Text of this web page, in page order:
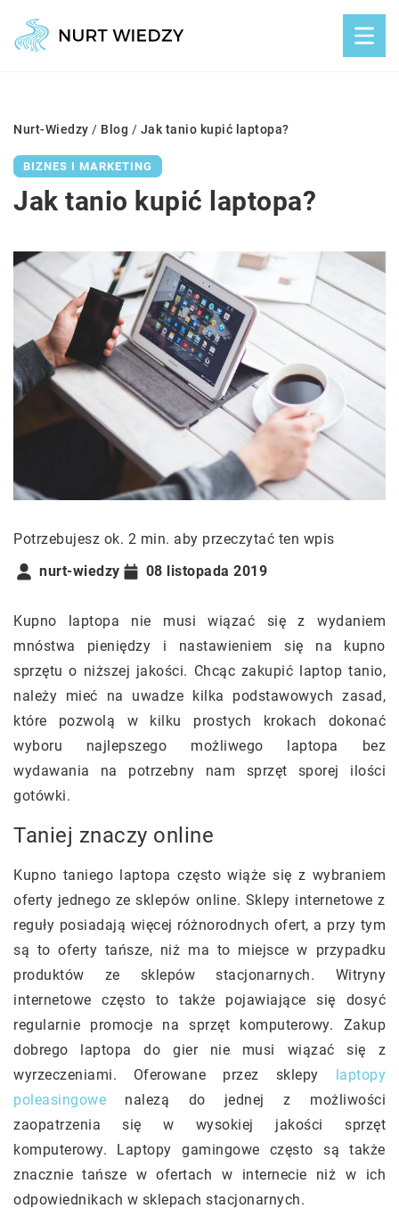
Nurt-Wiedzy / Blog / Jak tanio kupić laptopa?
BIZNES I MARKETING
Jak tanio kupić laptopa?
Potrzebujesz ok. 2 min. aby przeczytać ten wpis
nurt-wiedzy
08 listopada 2019
Kupno laptopa nie musi wiązać się z wydaniem
mnóstwa pieniędzy i nastawieniem się na kupno
sprzętu o niższej jakości. Chcąc zakupić laptop tanio,
należy mieć na uwadze kilka podstawowych zasad,
które pozwolą w kilku prostych krokach dokonać
wyboru najlepszego możliwego laptopa bez
wydawania na potrzebny nam sprzęt sporej ilości
gotówki.
Taniej znaczy online
Kupno taniego laptopa często wiąże się z wybraniem
oferty jednego ze sklepów online. Sklepy internetowe z
reguły posiadają więcej różnorodnych ofert, a przy tym
są to oferty tańsze, niż ma to miejsce w przypadku
produktów ze sklepów stacjonarnych. Witryny
internetowe często to także pojawiające się dosyć
regularnie promocje na sprzęt komputerowy. Zakup
dobrego laptopa do gier nie musi wiązać się z
wyrzeczeniami. Oferowane przez sklepy laptopy
poleasingowe nalezą do jednej z możliwości
zaopatrzenia się w wysokiej jakości sprzęt
komputerowy. Laptopy gamingowe często są także
znacznie tańsze w ofertach w internecie niż w ich
odpowiednikach w sklepach stacjonarnych.